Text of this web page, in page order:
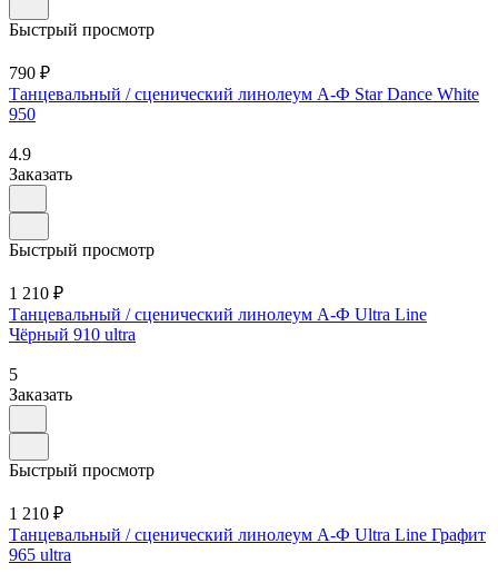
Быстрый просмотр
790 ₽
Танцевальный / сценический линолеум А-Ф Star Dance White
950
4.9
Заказать
Быстрый просмотр
1 210 ₽
Танцевальный / сценический линолеум А-Ф Ultra Line
Чёрный 910 ultra
5
Заказать
Быстрый просмотр
1 210 ₽
Танцевальный / сценический линолеум А-Ф Ultra Line Графит
965 ultra